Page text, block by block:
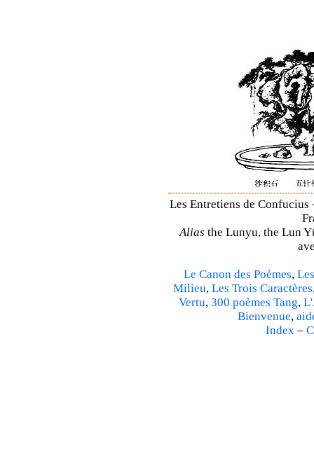
Les Entretiens de
Alias the Lunyu, the Lun
Le Canon des Poèmes,
Milieu, Les Trois Caractères
Vertu, 300 poèmes Tang,
Bienvenue,
Index –